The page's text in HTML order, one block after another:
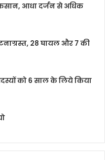
आधा दर्जन से अधिक
28 घायल और 7 की
को 6 साल के लिये किया